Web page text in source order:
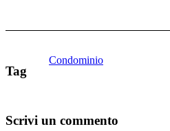
Tag
Condominio
Scrivi un commento